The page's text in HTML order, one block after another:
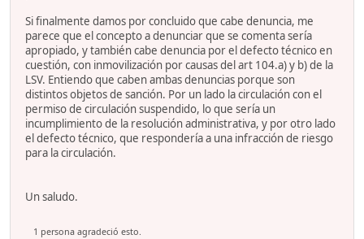
Si finalmente damos por concluido que cabe denuncia, me
parece que el concepto a denunciar que se comenta sería
apropiado, y también cabe denuncia por el defecto técnico en
cuestión, con inmovilización por causas del art 104.a) y b) de la
LSV. Entiendo que caben ambas denuncias porque son
distintos objetos de sanción. Por un lado la circulación con el
permiso de circulación suspendido, lo que sería un
incumplimiento de la resolución administrativa, y por otro lado
el defecto técnico, que respondería a una infracción de riesgo
para la circulación.
Un saludo.
1 persona agradeció esto.